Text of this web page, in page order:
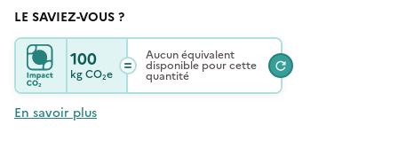
LE SAVIEZ-VOUS ?
100
kgCO₂e
Aucun équivalent
disponible pour cette
quantité
En savoir plus